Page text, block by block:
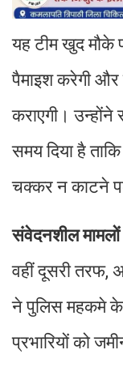
यह टीम खुद मौके
पैमाइश करेगी और
कराएगी।
समय दिया है
चक्कर न काटने
संवेदनशील मामलों
वहीं दूसरी तरफ,
ने पुलिस महकमे के
प्रभारियों को